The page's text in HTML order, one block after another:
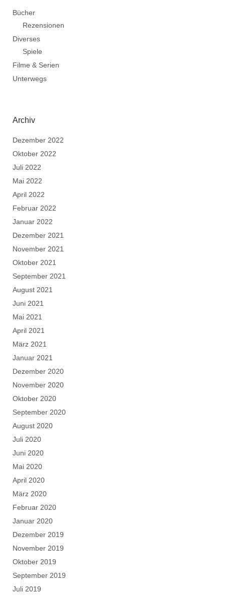
Bücher
Rezensionen
Diverses
Spiele
Filme & Serien
Unterwegs
Archiv
Dezember 2022
Oktober 2022
Juli 2022
Mai 2022
April 2022
Februar 2022
Januar 2022
Dezember 2021
November 2021
Oktober 2021
September 2021
August 2021
Juni 2021
Mai 2021
April 2021
März 2021
Januar 2021
Dezember 2020
November 2020
Oktober 2020
September 2020
August 2020
Juli 2020
Juni 2020
Mai 2020
April 2020
März 2020
Februar 2020
Januar 2020
Dezember 2019
November 2019
Oktober 2019
September 2019
Juli 2019